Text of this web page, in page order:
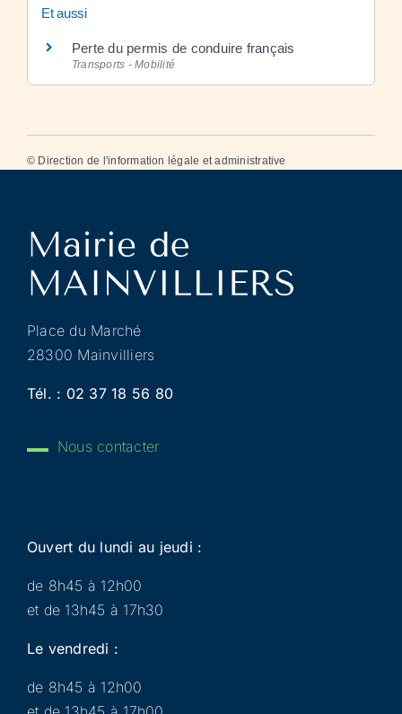
Et aussi
Perte du permis de conduire français
Transports - Mobilité
© Direction de l'information légale et administrative
Place du Marché
28300 Mainvilliers
Tél. : 02 37 18 56 80
Nous contacter
Ouvert du lundi au jeudi :
de 8h45 à 12h00
et de 13h45 à 17h30
Le vendredi :
de 8h45 à 12h00